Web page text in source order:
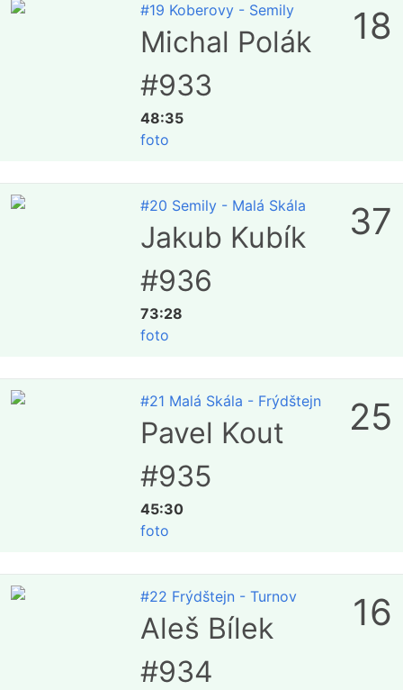
#19 Koberovy - Semily
Michal Polák
#933
48:35
foto
18
#20 Semily - Malá Skála
Jakub Kubík
#936
73:28
foto
37
#21 Malá Skála - Frýdštejn
Pavel Kout
#935
45:30
foto
25
#22 Frýdštejn - Turnov
Aleš Bílek
#934
16